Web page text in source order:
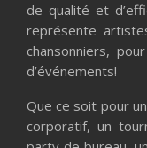
de qualité et
représente
chansonniers,
d’événements!
Que ce soit pour
corporatif, un